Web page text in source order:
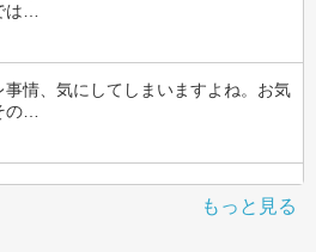
は…
情、気にしてしまいますよね。お気
の…
もっと見る